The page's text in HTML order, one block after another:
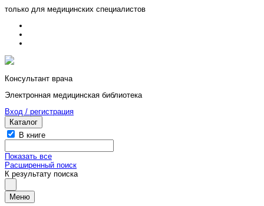
только для медицинских специалистов
Консультант врача
Электронная медицинская библиотека
Вход / регистрация
Каталог
В книге
Показать все
Расширенный поиск
К результату поиска
Меню